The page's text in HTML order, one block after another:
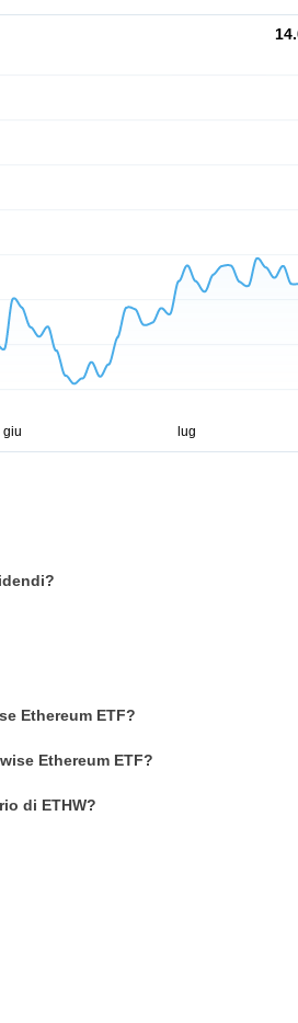
Ethereum ETF?
Ethereum ETF?
di ETHW?